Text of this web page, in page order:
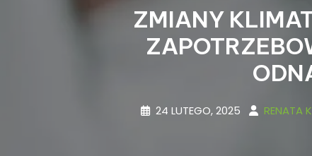
ZMIANY
24 LUTEGO, 2025 RENATA